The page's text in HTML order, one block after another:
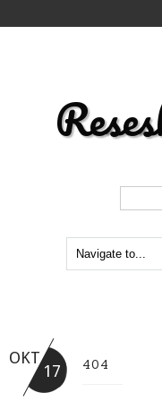
OKT
17 404